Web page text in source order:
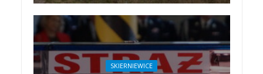
SKIERNIEWICE